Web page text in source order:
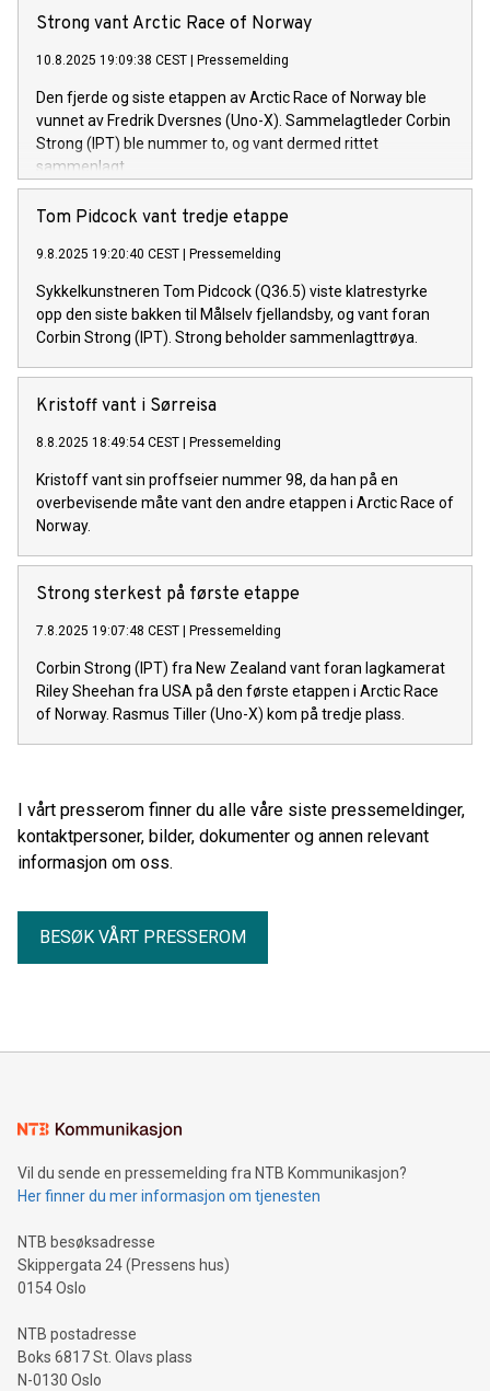
Strong vant Arctic Race of Norway
10.8.2025 19:09:38 CEST Pressemelding
Den fjerde og siste etappen av Arctic Race of Norway ble
vunnet av Fredrik Dversnes (Uno-X). Sammelagtleder Corbin
Strong (IPT) ble nummer to, og vant dermed rittet
sammenlagt.
Tom Pidcock vant tredje etappe
9.8.2025 19:20:40 CEST Pressemelding
Sykkelkunstneren Tom Pidcock (Q36.5) viste klatrestyrke
opp den siste bakken til Målselv fjellandsby, og vant foran
Corbin Strong (IPT). Strong beholder sammenlagttrøya.
Kristoff vant i Sørreisa
8.8.2025 18:49:54 CEST Pressemelding
Kristoff vant sin proffseier nummer 98, da han på en
overbevisende måte vant den andre etappen i Arctic Race of
Norway.
Strong sterkest på første etappe
7.8.2025 19:07:48 CEST Pressemelding
Corbin Strong (IPT) fra New Zealand vant foran lagkamerat
Riley Sheehan fra USA på den første etappen i Arctic Race
of Norway. Rasmus Tiller (Uno-X) kom på tredje plass.
I vårt presserom finner du alle våre siste pressemeldinger,
kontaktpersoner, bilder, dokumenter og annen relevant
informasjon om oss.
BESØK VÅRT PRESSEROM
Vil du sende en pressemelding fra NTB Kommunikasjon?
Her finner du mer informasjon om tjenesten
NTB besøksadresse
Skippergata 24 (Pressens hus)
0154 Oslo
NTB postadresse
Boks 6817 St. Olavs plass
N-0130 Oslo